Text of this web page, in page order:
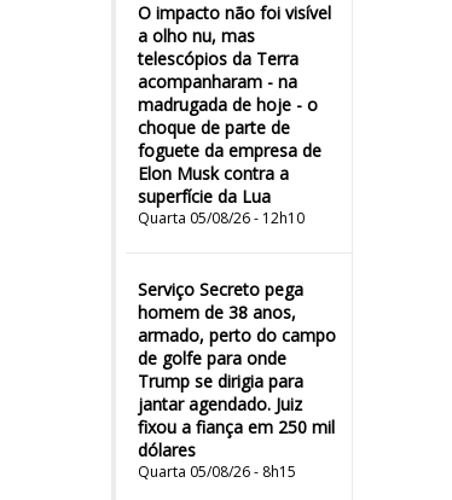
O impacto não foi visível
a olho nu, mas
telescópios da Terra
acompanharam - na
madrugada de hoje - o
choque de parte de
foguete da empresa de
Elon Musk contra a
superfície da Lua
Quarta 05/08/26 - 12h10
Serviço Secreto pega
homem de 38 anos,
armado, perto do campo
de golfe para onde
Trump se dirigia para
jantar agendado. Juiz
fixou a fiança em 250 mil
dólares
Quarta 05/08/26 - 8h15